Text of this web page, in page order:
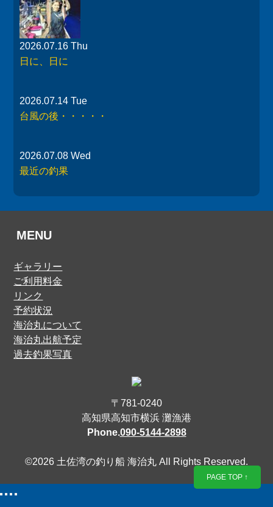
2026.07.16 Thu
日に、日に
2026.07.14 Tue
台風の後・・・・・
2026.07.08 Wed
最近の釣果
MENU
ギャラリー
ご利用料金
リンク
予約状況
海治丸について
海治丸出航予定
過去釣果写真
〒781-0240
高知県高知市横浜 灘漁港
Phone.090-5144-2898
©2026 土佐湾の釣り船 海治丸 All Rights Reserved.
PAGE TOP ↑